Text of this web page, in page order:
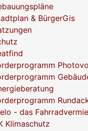
& BürgerGis
- das
Klimaschutz